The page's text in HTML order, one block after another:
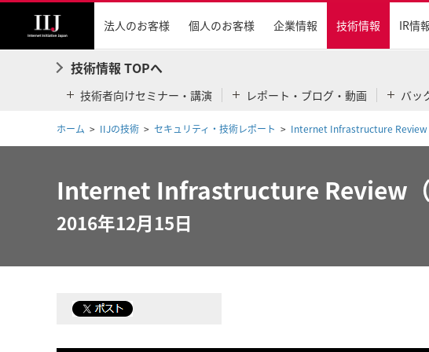
法人のお客様 個人のお客様 企業情報 技術情報 IR情
技術情報 TOPへ
技術者向けセミナー・講演 レポート・ブログ・動画 バッ
ホーム IIJの技術 セキュリティ・技術レポート Internet Infrastructure Review
Internet Infrastructure Review
2016年12月15日